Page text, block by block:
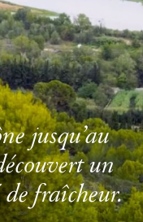
jusqu’au
un
fraîcheur.